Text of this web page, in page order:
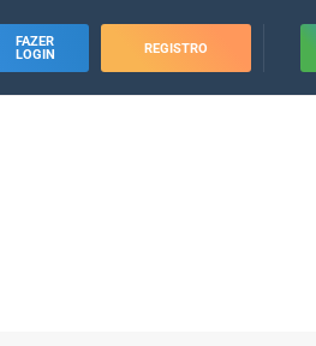
FAZER
LOGIN
REGISTRO